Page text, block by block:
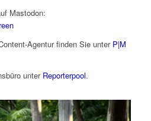
Mastodon:
Agentur finden Sie unter P|M
unter Reporterpool.